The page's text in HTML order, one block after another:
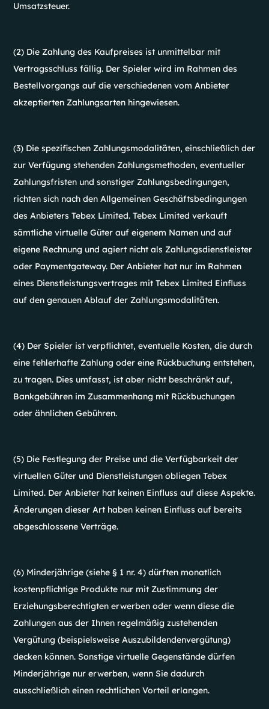
Umsatzsteuer.
(2) Die Zahlung des Kaufpreises ist unmittelbar mit
Vertragsschluss fällig. Der Spieler wird im Rahmen des
Bestellvorgangs auf die verschiedenen vom Anbieter
akzeptierten Zahlungsarten hingewiesen.
(3) Die spezifischen Zahlungsmodalitäten, einschließlich der
zur Verfügung stehenden Zahlungsmethoden, eventueller
Zahlungsfristen und sonstiger Zahlungsbedingungen,
richten sich nach den Allgemeinen Geschäftsbedingungen
des Anbieters Tebex Limited. Tebex Limited verkauft
sämtliche virtuelle Güter auf eigenem Namen und auf
eigene Rechnung und agiert nicht als Zahlungsdienstleister
oder Paymentgateway. Der Anbieter hat nur im Rahmen
eines Dienstleistungsvertrages mit Tebex Limited Einfluss
auf den genauen Ablauf der Zahlungsmodalitäten.
(4) Der Spieler ist verpflichtet, eventuelle Kosten, die durch
eine fehlerhafte Zahlung oder eine Rückbuchung entstehen,
zu tragen. Dies umfasst, ist aber nicht beschränkt auf,
Bankgebühren im Zusammenhang mit Rückbuchungen
oder ähnlichen Gebühren.
(5) Die Festlegung der Preise und die Verfügbarkeit der
virtuellen Güter und Dienstleistungen obliegen Tebex
Limited. Der Anbieter hat keinen Einfluss auf diese Aspekte.
Änderungen dieser Art haben keinen Einfluss auf bereits
abgeschlossene Verträge.
(6) Minderjährige (siehe § 1 nr. 4) dürften monatlich
kostenpflichtige Produkte nur mit Zustimmung der
Erziehungsberechtigten erwerben oder wenn diese die
Zahlungen aus der Ihnen regelmäßig zustehenden
Vergütung (beispielsweise Auszubildendenvergütung)
decken können. Sonstige virtuelle Gegenstände dürfen
Minderjährige nur erwerben, wenn Sie dadurch
ausschließlich einen rechtlichen Vorteil erlangen.